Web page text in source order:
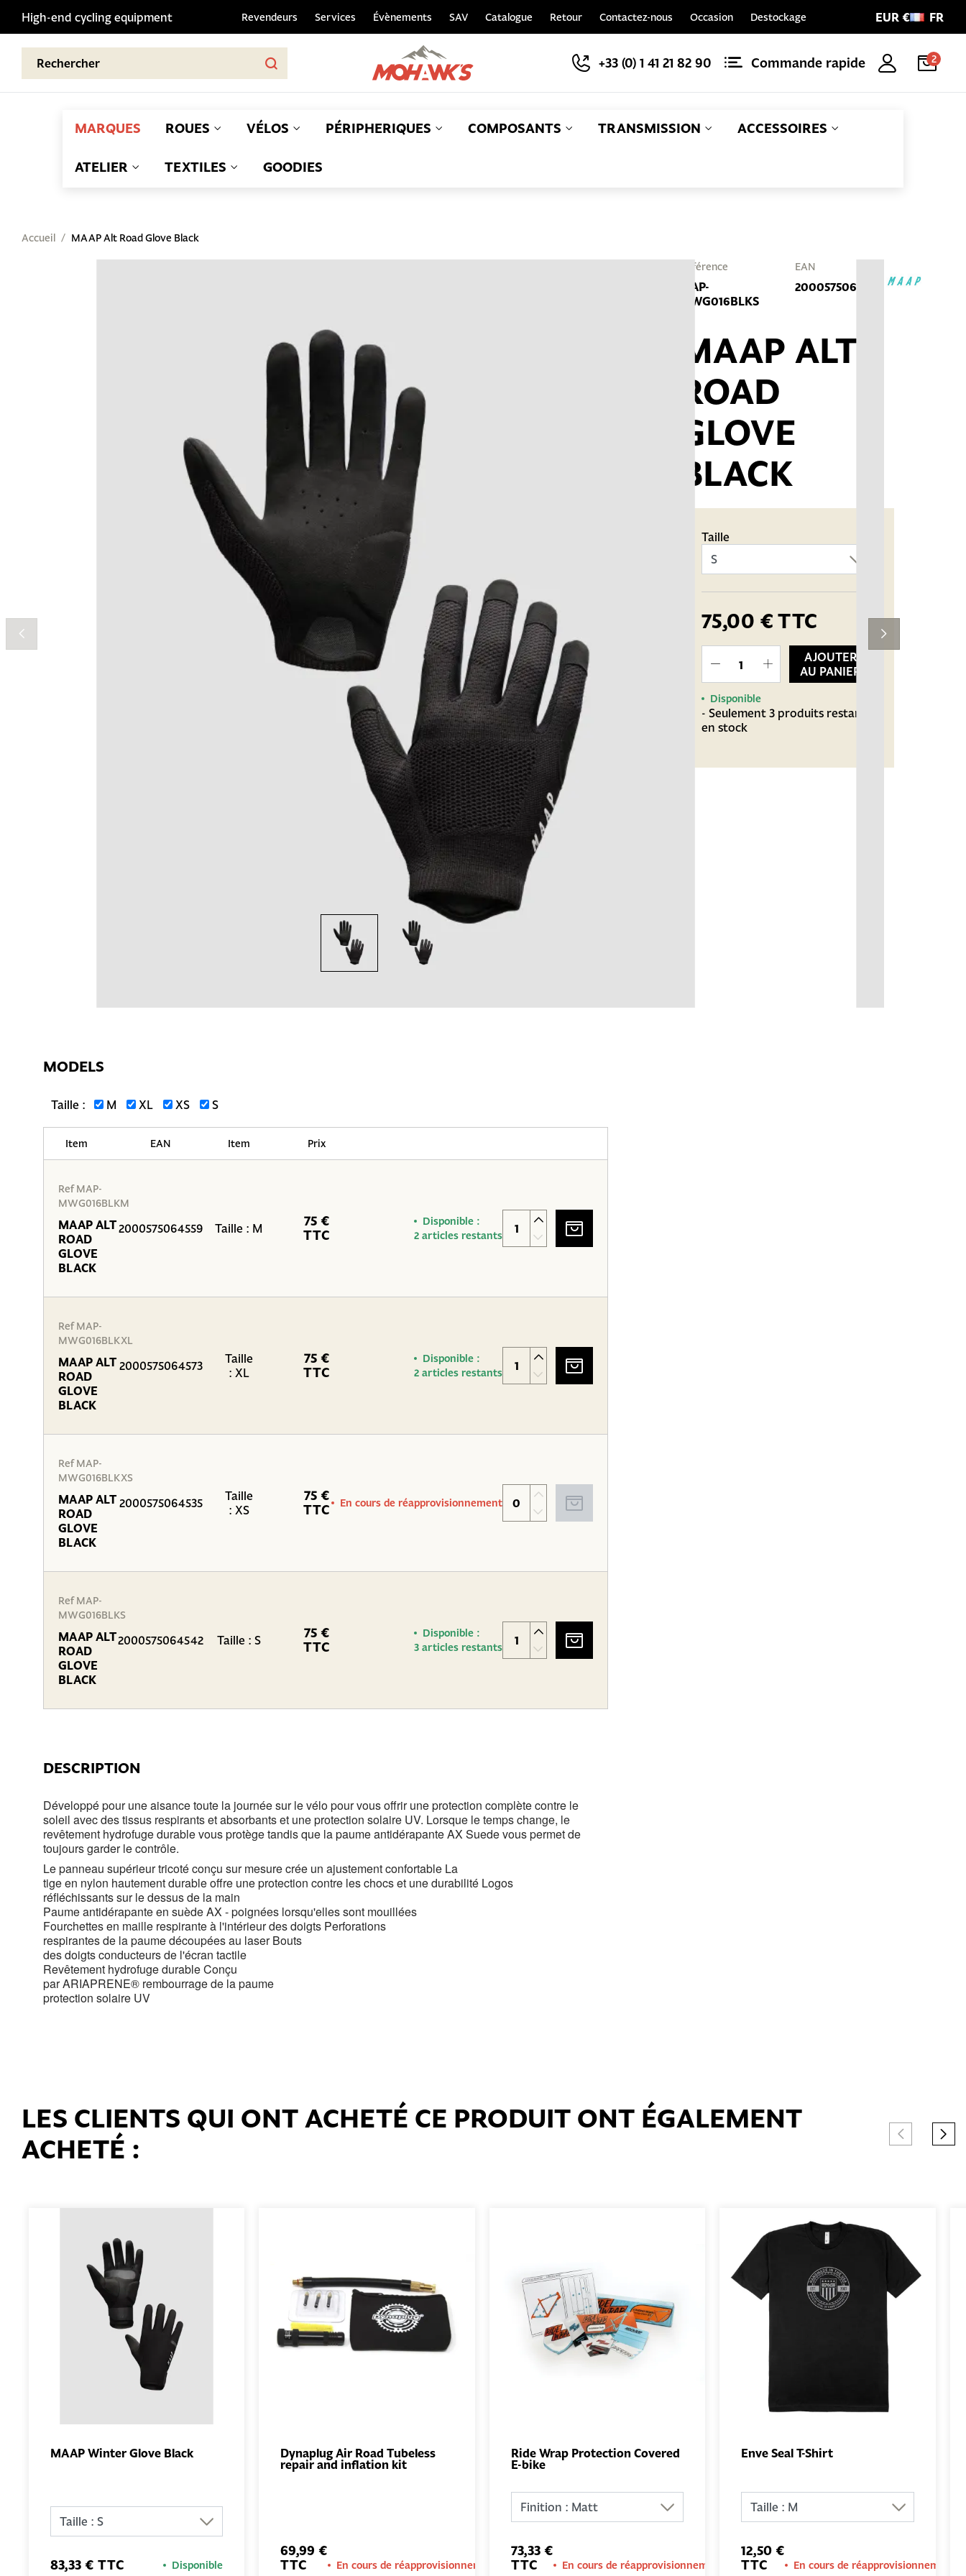
High-end cycling equipment Revendeurs Services Évènements SAV Catalogue Retour Contactez-nous Occasion Destockage EUR € FR
+33 (0) 1 41 21 82 90 Commande rapide 2
MARQUES ROUES VÉLOS PÉRIPHERIQUES COMPOSANTS TRANSMISSION ACCESSOIRES
ATELIER TEXTILES GOODIES
Accueil MAAP Alt Road Glove Black
MODELS
Taille : M XL XS S
Item EAN Item Prix
Ref MAP-
MWG016BLKM
MAAP ALT
ROAD
GLOVE
BLACK
2000575064559 Taille : M
75 €
TTC
Disponible :
2 articles restants
Ref MAP-
MWG016BLKXL
MAAP ALT
ROAD
GLOVE
BLACK
2000575064573
Taille
: XL
75 €
TTC
Disponible :
2 articles restants
Ref MAP-
MWG016BLKXS
MAAP ALT
ROAD
GLOVE
BLACK
2000575064535
Taille
: XS
75 €
TTC
En cours de réapprovisionnement
Ref MAP-
MWG016BLKS
MAAP ALT
ROAD
GLOVE
BLACK
2000575064542 Taille : S
75 €
TTC
Disponible :
3 articles restants
DESCRIPTION
Développé pour une aisance toute la journée sur le vélo pour vous offrir une protection complète contre le
soleil avec des tissus respirants et absorbants et une protection solaire UV. Lorsque le temps change, le
revêtement hydrofuge durable vous protège tandis que la paume antidérapante AX Suede vous permet de
toujours garder le contrôle.
Le panneau supérieur tricoté conçu sur mesure crée un ajustement confortable La
tige en nylon hautement durable offre une protection contre les chocs et une durabilité Logos
réfléchissants sur le dessus de la main
Paume antidérapante en suède AX - poignées lorsqu'elles sont mouillées
Fourchettes en maille respirante à l'intérieur des doigts Perforations
respirantes de la paume découpées au laser Bouts
des doigts conducteurs de l'écran tactile
Revêtement hydrofuge durable Conçu
par ARIAPRENE® rembourrage de la paume
protection solaire UV
Référence
MAP-
MWG016BLKS
EAN
2000575064542
MAAP ALT
ROAD
GLOVE
BLACK
Taille
75,00 €TTC
AJOUTER
AU PANIER
Disponible
- Seulement 3 produits restants
en stock
LES CLIENTS QUI ONT ACHETÉ CE PRODUIT ONT ÉGALEMENT
ACHETÉ :
MAAP Winter Glove Black
83,33 € TTC Disponible
AJOUTER
Dynaplug Air Road Tubeless
repair and inflation kit
69,99 €
TTC
En cours de réapprovisionnement
Ride Wrap Protection Covered
E-bike
73,33 €
TTC
En cours de réapprovisionnement
Enve Seal T-Shirt
12,50 €
TTC
En cours de réapprovisionnement